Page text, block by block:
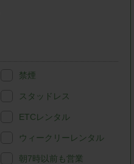
禁煙
スタッドレス
ETCレンタル
ウィークリーレンタル
朝7時以前も営業